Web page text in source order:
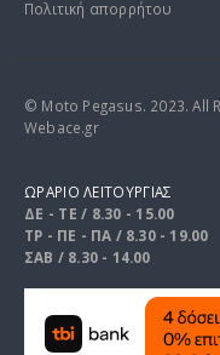
Πολιτική απορρήτου
© Moto Pegasus. 2023. All
Webace.gr
ΩΡΑΡΙΟ ΛΕΙΤΟΥΡΓΙΑΣ
ΔΕ - ΤΕ / 8.30 - 15.00
ΤΡ - ΠΕ - ΠΑ / 8.30 - 19.00
ΣΑΒ / 8.30 - 14.00